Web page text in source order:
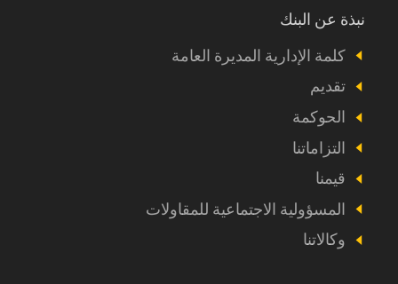
Footer
a
propos
نبذة عن البنك
كلمة الإدارية المديرة العامة
تقديم
الحوكمة
التزاماتنا
قيمنا
المسؤولية الاجتماعية للمقاولات
وكالاتنا